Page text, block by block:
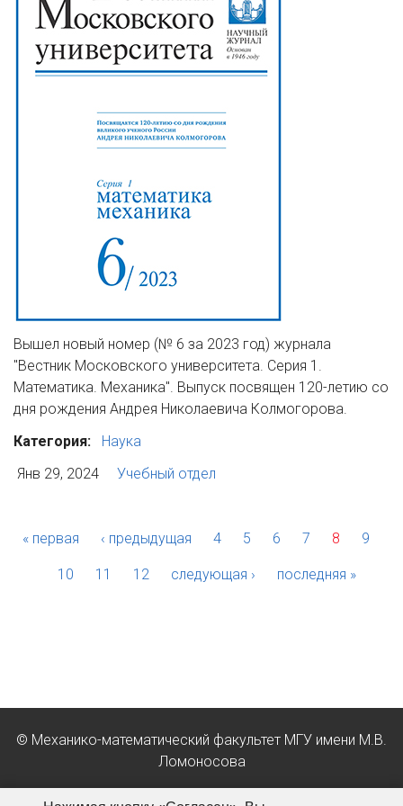
Вышел новый номер (№ 6 за 2023 год) журнала
"Вестник Московского университета. Серия 1.
Математика. Механика". Выпуск посвящен 120-летию со
дня рождения Андрея Николаевича Колмогорова.
Категория:
Наука
Янв 29, 2024
Учебный отдел
« первая ‹ предыдущая 4 5 6 7 8 9
10 11 12 следующая › последняя »
© Механико-математический факультет МГУ имени М.В.
Ломоносова
Положение об обработке персональных данных в МГУ